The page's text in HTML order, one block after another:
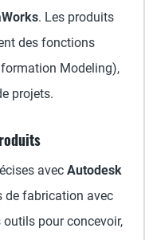
. Les produits
des fonctions
Modeling),
projets.
avec Autodesk
de fabrication avec
pour concevoir,